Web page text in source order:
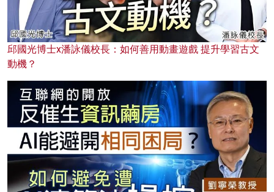
邱國光博士x潘詠儀校長：如何善用動畫遊戲 提升學習古文
動機？